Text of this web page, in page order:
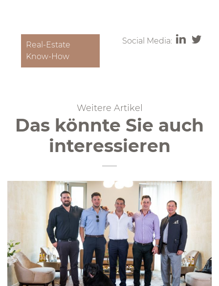
Real-Estate
Know-How
Social Media:
Weitere Artikel
Das könnte Sie auch
interessieren